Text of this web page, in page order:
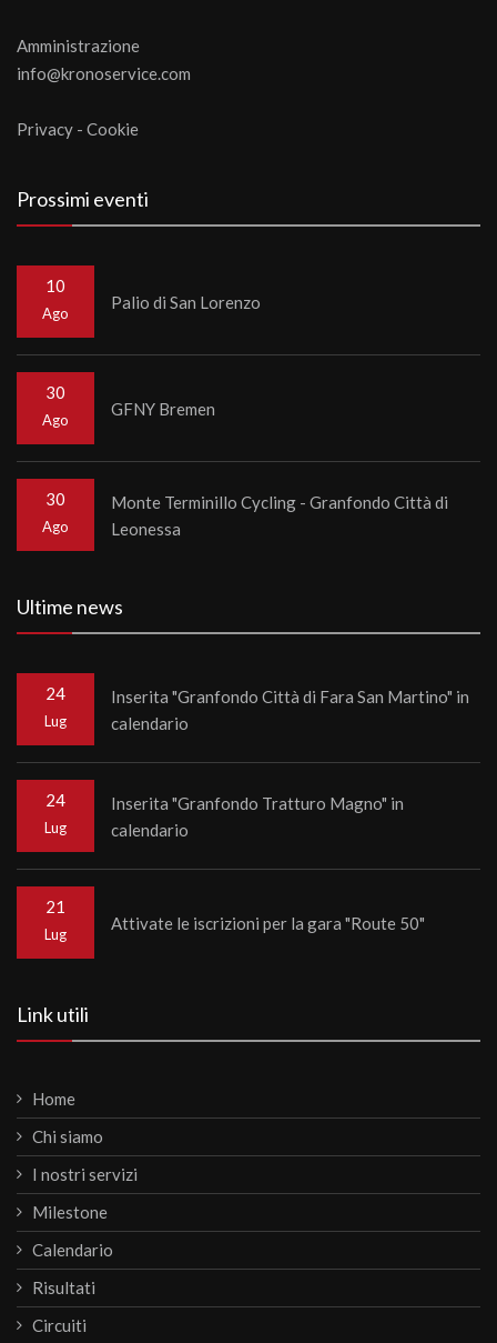
Amministrazione
info@kronoservice.com
Privacy - Cookie
Prossimi eventi
10
Ago
Palio di San Lorenzo
30
Ago
GFNY Bremen
30
Ago
Monte Terminillo Cycling - Granfondo Città di
Leonessa
Ultime news
24
Lug
Inserita "Granfondo Città di Fara San Martino" in
calendario
24
Lug
Inserita "Granfondo Tratturo Magno" in
calendario
21
Lug
Attivate le iscrizioni per la gara "Route 50"
Link utili
Home
Chi siamo
I nostri servizi
Milestone
Calendario
Risultati
Circuiti